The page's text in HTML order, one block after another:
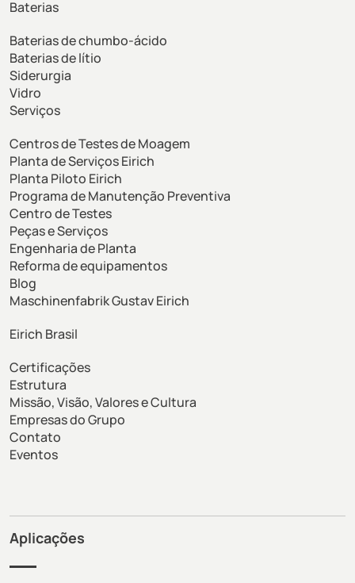
Baterias
Baterias de chumbo-ácido
Baterias de lítio
Siderurgia
Vidro
Serviços
Centros de Testes de Moagem
Planta de Serviços Eirich
Planta Piloto Eirich
Programa de Manutenção Preventiva
Centro de Testes
Peças e Serviços
Engenharia de Planta
Reforma de equipamentos
Blog
Maschinenfabrik Gustav Eirich
Eirich Brasil
Certificações
Estrutura
Missão, Visão, Valores e Cultura
Empresas do Grupo
Contato
Eventos
Aplicações